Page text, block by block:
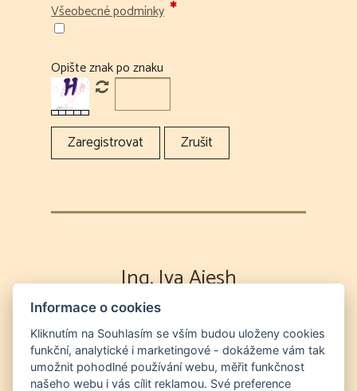
Všeobecné podmínky
Opište znak po znaku
Ing. Iva Aiesh
Výklad karet
Energetická očista duše a prostor Odvod
duší na "druhý břeh" a očista prostor od entit
Nutriční a zdravotní poradna Světelný
Informace o cookies
Kliknutím na Souhlasím se vším budou uloženy cookies
funkční, analytické i marketingové - dokážeme vám tak
umožnit pohodlné používání webu, měřit funkčnost
našeho webu i vás cílit reklamou. Své preference